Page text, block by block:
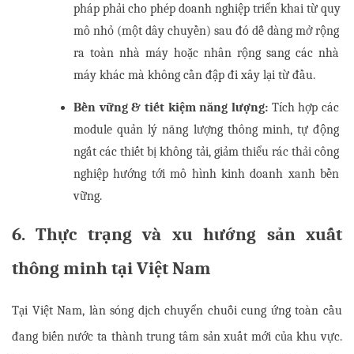
pháp phải cho phép doanh nghiệp triển khai từ quy
mô nhỏ (một dây chuyền) sau đó dễ dàng mở rộng
ra toàn nhà máy hoặc nhân rộng sang các nhà
máy khác mà không cần đập đi xây lại từ đầu.
Bền vững & tiết kiệm năng lượng: Tích hợp các
module quản lý năng lượng thông minh, tự động
ngắt các thiết bị không tải, giảm thiểu rác thải công
nghiệp hướng tới mô hình kinh doanh xanh bền
vững.
6. Thực trạng và xu hướng sản xuất
thông minh tại Việt Nam
Tại Việt Nam, làn sóng dịch chuyển chuỗi cung ứng toàn cầu
đang biến nước ta thành trung tâm sản xuất mới của khu vực.